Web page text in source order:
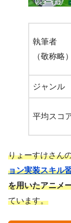
執筆者
（敬称略）
ジャンル
平均スコ
りょーすけさん
ョン実装スキル
を用いたアニメ
ています。